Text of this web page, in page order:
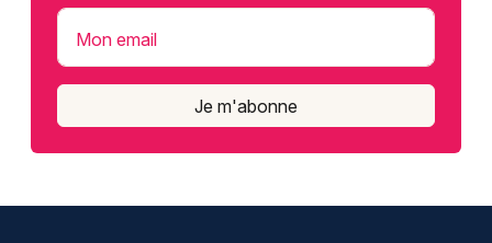
Mon email
Je m'abonne